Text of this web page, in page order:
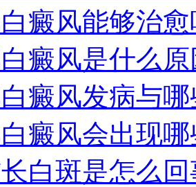
癜风能够治愈
癜风是什么原
癜风发病与
癜风会出现
白斑是怎么回